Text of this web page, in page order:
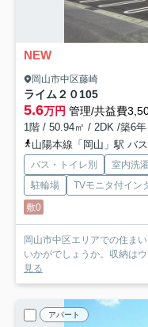
NEW
岡山市中区藤崎
ライム２０105
5.6万円 管理/共益費
1階 / 50.94㎡ / 2DK /築6年
山陽本線「岡山」駅 バ
バス・トイレ別 室内洗
駐輪場
TVモニタ付イン
敷0
岡山市中区エリアでの住ま
いかがでしょうか。収納は
見る
アパート